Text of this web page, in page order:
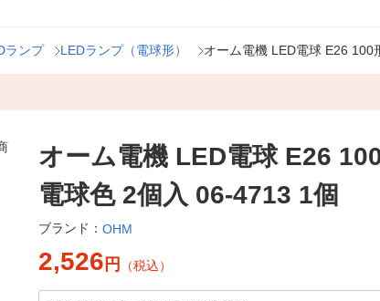
ランプ LEDランプ（電球形） オーム電機 LED電球 E26
オーム電機 LED電球 E26
電球色 2個入 06-4713 1個
ブランド： OHM
2,526 円 （税込）